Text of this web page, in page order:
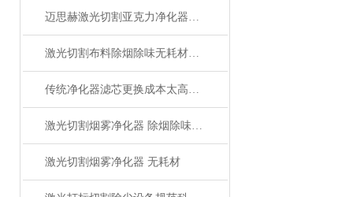
迈思赫激光切割亚克力净化器除烟除味设备
激光切割布料除烟除味无耗材净化设备
传统净化器滤芯更换成本太高？拥有一台真正“无耗材除烟除味净化器
激光切割烟雾净化器 除烟除味环保
激光切割烟雾净化器 无耗材